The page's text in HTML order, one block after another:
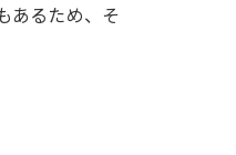
あるため、そ